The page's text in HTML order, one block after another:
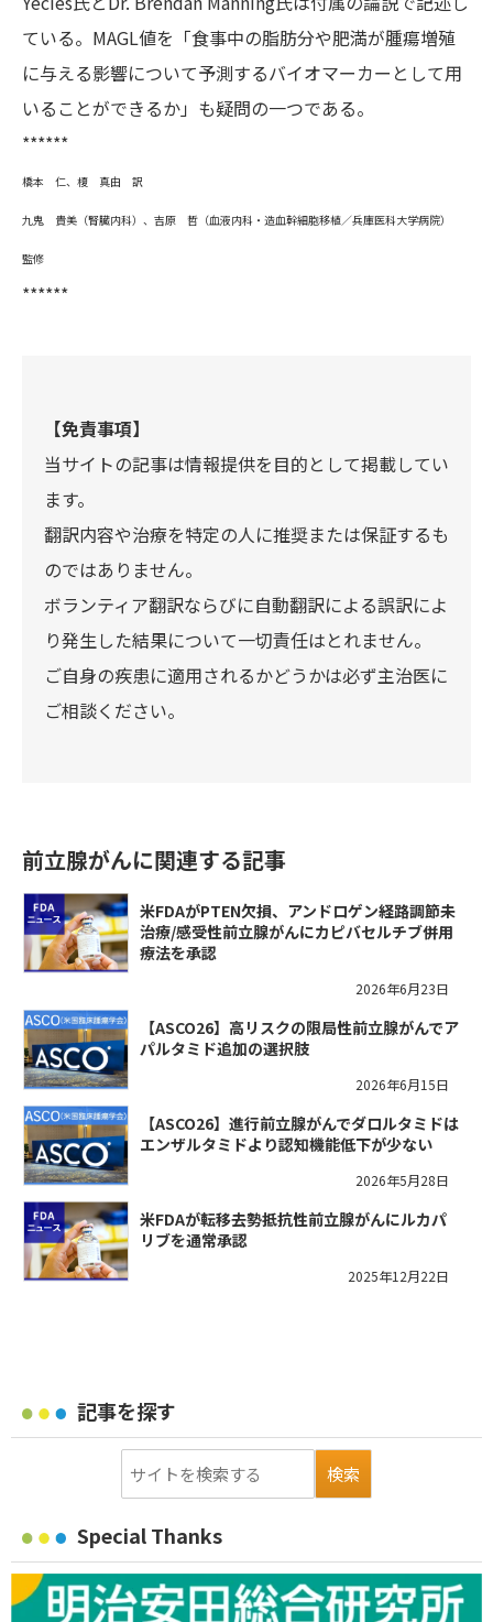
ている。MAGL値を「食事中の脂肪分や肥満が腫瘍増殖
に与える影響について予測するバイオマーカーとして用
いることができるか」も疑問の一つである。
******
橋本 仁、榎 真由 訳
九鬼 貴美（腎臓内科）、吉原 哲（血液内科・造血幹細胞移植／兵庫医科大学病院）
監修
******
【免責事項】
当サイトの記事は情報提供を目的として掲載してい
ます。
翻訳内容や治療を特定の人に推奨または保証するも
のではありません。
ボランティア翻訳ならびに自動翻訳による誤訳によ
り発生した結果について一切責任はとれません。
ご自身の疾患に適用されるかどうかは必ず主治医に
ご相談ください。
前立腺がんに関連する記事
米FDAがPTEN欠損、アンドロゲン経路調節未
治療/感受性前立腺がんにカピバセルチブ併用
療法を承認
2026年6月23日
【ASCO26】高リスクの限局性前立腺がんでア
パルタミド追加の選択肢
2026年6月15日
【ASCO26】進行前立腺がんでダロルタミドは
エンザルタミドより認知機能低下が少ない
2026年5月28日
米FDAが転移去勢抵抗性前立腺がんにルカパ
リブを通常承認
2025年12月22日
記事を探す
Special Thanks